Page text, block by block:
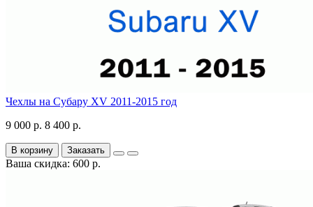
Чехлы на Субару XV 2011-2015 год
9 000 р. 8 400 р.
В корзину Заказать
Ваша скидка: 600 р.